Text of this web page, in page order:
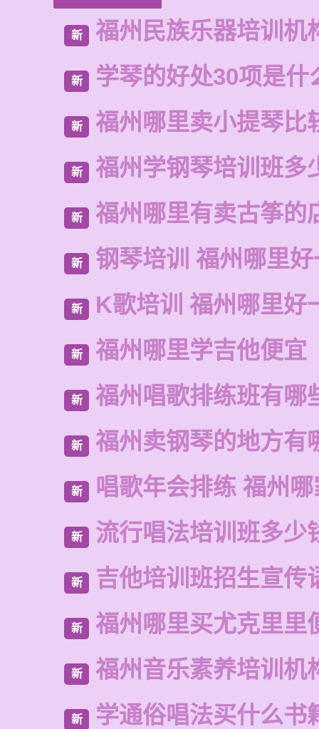
新 福州民族乐器培训机
新 学琴的好处30项是什
新 福州哪里卖小提琴比
新 福州学钢琴培训班多
新 福州哪里有卖古筝的
新 钢琴培训 福州哪里
新 K歌培训 福州哪里好
新 福州哪里学吉他便宜
新 福州唱歌排练班有哪
新 福州卖钢琴的地方有
新 唱歌年会排练 福州
新 流行唱法培训班多少
新 吉他培训班招生宣传
新 福州哪里买尤克里里
新 福州音乐素养培训机
新 学通俗唱法买什么书